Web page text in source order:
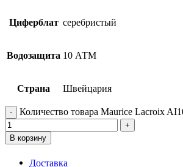
Циферблат серебристый
Водозащита 10 АТМ
Страна Швейцария
Количество товара Maurice Lacroix
В корзину
Доставка